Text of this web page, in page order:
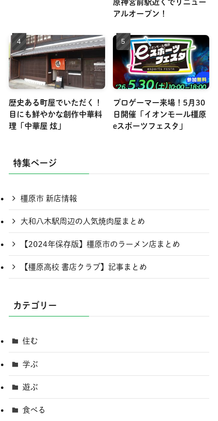
原神宮前駅近くでリニュー
アルオープン！
歴史ある町屋でいただく！
目にも鮮やかな創作中華料
理「中華屋 炫」
プロゲーマー来場！5月30
日開催「イオンモール橿原
eスポーツフェスタ」
特集ページ
橿原市 新店情報
大和八木駅周辺の人気焼肉屋まとめ
【2024年保存版】橿原市のラーメン店まとめ
【橿原高校 書店クラブ】記事まとめ
カテゴリー
住む
学ぶ
遊ぶ
食べる